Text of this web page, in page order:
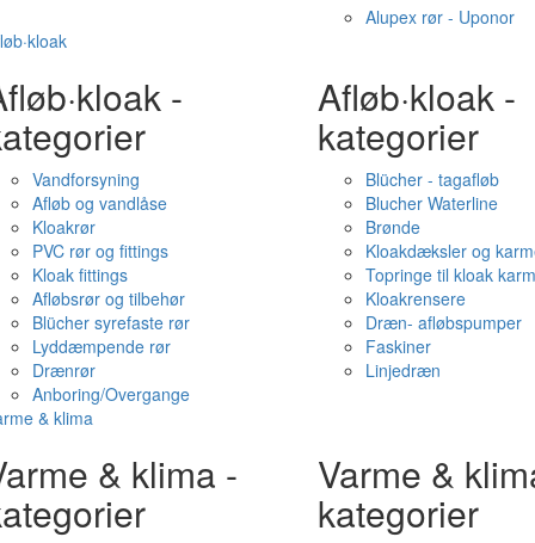
Alupex rør - Uponor
-
Vandforsyning
Afløb og vandlåse
Kloakrør
PVC rør og fittings
Kloak fittings
Afløbsrør og tilbehør
Blücher syrefaste rør
Lyddæmpende rør
Drænrør
Anboring/Overgange
Afløb·kloak -
kategorier
Blücher - tagafløb
Blucher Waterline
Brønde
Kloakdæksler og
Topringe til kloak
Kloakrensere
Dræn- afløbspumper
Faskiner
Linjedræn
& klima
& klima - Varme &
kategorier